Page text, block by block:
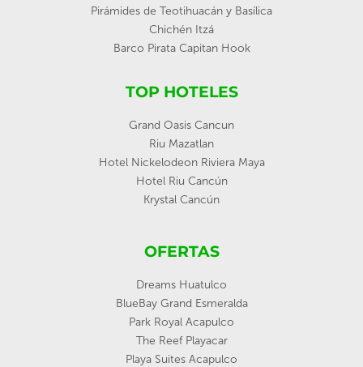
Pirámides de Teotihuacán y Basílica
Chichén Itzá
Barco Pirata Capitan Hook
TOP HOTELES
Grand Oasis Cancun
Riu Mazatlan
Hotel Nickelodeon Riviera Maya
Hotel Riu Cancún
Krystal Cancún
OFERTAS
Dreams Huatulco
BlueBay Grand Esmeralda
Park Royal Acapulco
The Reef Playacar
Playa Suites Acapulco